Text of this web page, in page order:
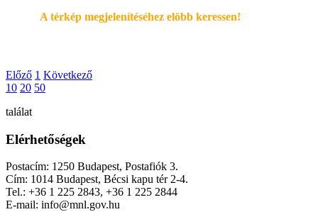
A térkép megjelenítéséhez elöbb keressen!
Előző 1 Következő
10 20 50
találat
Elérhetőségek
Postacím: 1250 Budapest, Postafiók 3.
Cím: 1014 Budapest, Bécsi kapu tér 2-4.
Tel.: +36 1 225 2843, +36 1 225 2844
E-mail: info@mnl.gov.hu